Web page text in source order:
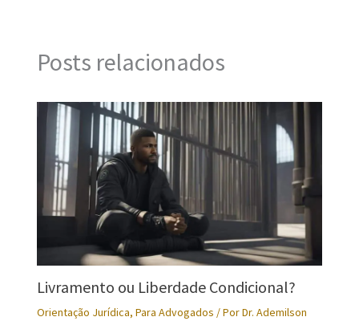
Posts relacionados
Livramento ou Liberdade Condicional?
Orientação Jurídica, Para Advogados / PorDr. Ademilson